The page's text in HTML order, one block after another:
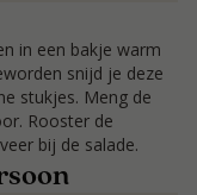
in een bakje warm
snijd je deze
stukjes. Meng de
Rooster de
bij de salade.